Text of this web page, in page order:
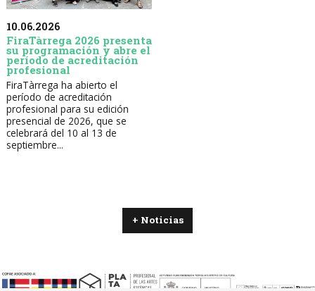
10.06.2026
FiraTàrrega 2026 presenta
su programación y abre el
período de acreditación
profesional
FiraTàrrega ha abierto el
período de acreditación
profesional para su edición
presencial de 2026, que se
celebrará del 10 al 13 de
septiembre...
+ Noticias